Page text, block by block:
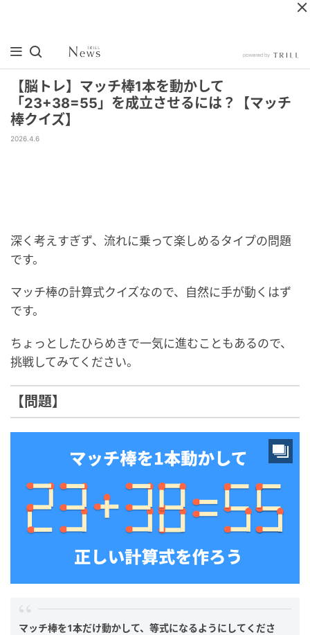
【脳トレ】マッチ棒1本を動かして
「23+38=55」を成立させるには？【マッチ
棒クイズ】
2026.4.6
深く考えすぎず、流れに乗って楽しめるタイプの問題
です。
マッチ棒の計算式クイズなので、自然に手が動くはず
です。
ちょっとしたひらめきで一気に進むこともあるので、
挑戦してみてください。
【問題】
マッチ棒を1本だけ動かして、等式になるようにしてくださ